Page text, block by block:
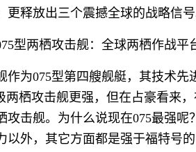
更释放出三个震撼全球的战略信
型两栖攻击舰：全球两栖作战平
作为075型第四艘舰艇，其技术
两栖攻击舰更强，但在占豪看来
攻击舰。为什么说现在075最强
以外，其它方面都是强于福特号